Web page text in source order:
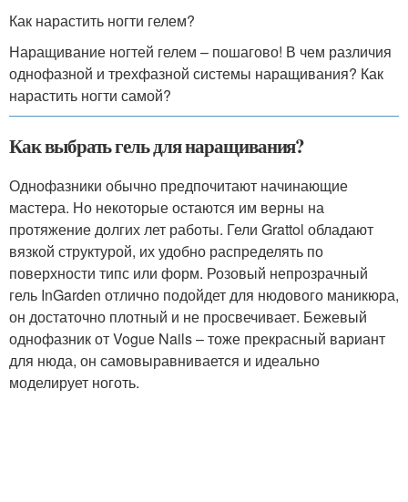
Как нарастить ногти гелем?
Наращивание ногтей гелем – пошагово! В чем различия
однофазной и трехфазной системы наращивания? Как
нарастить ногти самой?
Как выбрать гель для наращивания?
Однофазники обычно предпочитают начинающие
мастера. Но некоторые остаются им верны на
протяжение долгих лет работы. Гели Grattol обладают
вязкой структурой, их удобно распределять по
поверхности типс или форм. Розовый непрозрачный
гель InGarden отлично подойдет для нюдового маникюра,
он достаточно плотный и не просвечивает. Бежевый
однофазник от Vogue Nails – тоже прекрасный вариант
для нюда, он самовыравнивается и идеально
моделирует ноготь.